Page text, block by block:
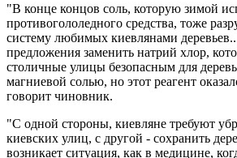
"В конце концов соль, которую зимой
противогололедного средства, тоже
систему любимых киевлянами
предложения заменить натрий хлор,
столичные улицы безопасным для
магниевой солью, но этот реагент
говорит чиновник.
"С одной стороны, киевляне требуют
киевских улиц, с другой - сохранить
возникает ситуация, как в медицине,